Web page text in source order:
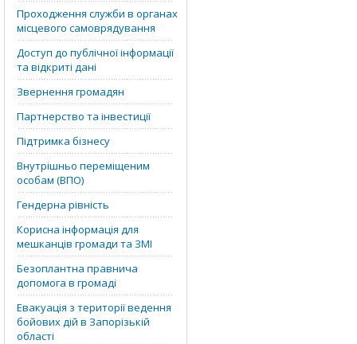
Проходження служби в органах
місцевого самоврядування
Доступ до публічної інформації
та відкриті дані
Звернення громадян
Партнерство та інвестиції
Підтримка бізнесу
Внутрішньо переміщеним
особам (ВПО)
Гендерна рівність
Корисна інформація для
мешканців громади та ЗМІ
Безоплантна правнича
допомога в громаді
Евакуація з території ведення
бойових дій в Запорізькій
області